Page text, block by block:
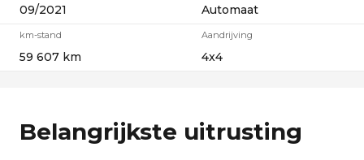
09/2021
km-stand
59 607 km
Automaat
Aandrijving
4x4
Belangrijkste uitrusting